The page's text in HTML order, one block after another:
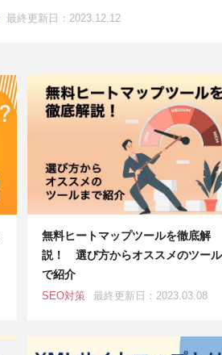
最終更新日：2023.12.12
無料ヒートマップツールを徹底解
説！ 選び方からオススメのツー
で紹介
SEO対策 最終更新日：2023.03.08